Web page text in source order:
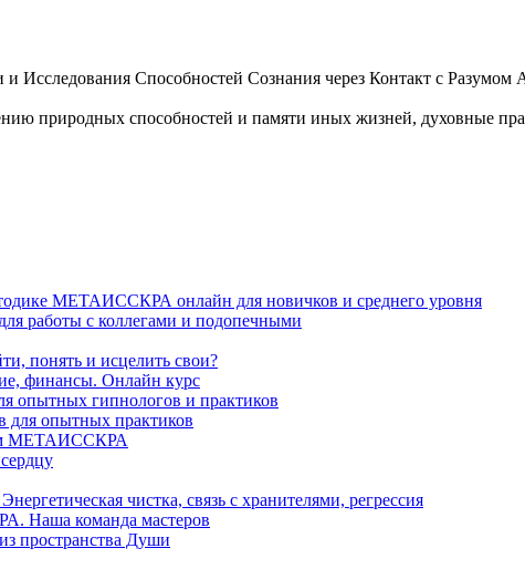
Способностей Сознания через Контакт с Разумом
природных способностей и памяти иных жизней, духовные
МЕТАИССКРА онлайн для новичков и среднего уровня
работы с коллегами и подопечными
понять и исцелить свои?
финансы. Онлайн курс
опытных гипнологов и практиков
для опытных практиков
МЕТАИССКРА
чистка, связь с хранителями, регрессия
Наша команда мастеров
пространства Души